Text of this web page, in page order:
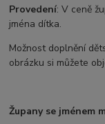
Provedení: V ceně
jména dítka.
Možnost doplnění
obrázku si můžete
Župany se jménem